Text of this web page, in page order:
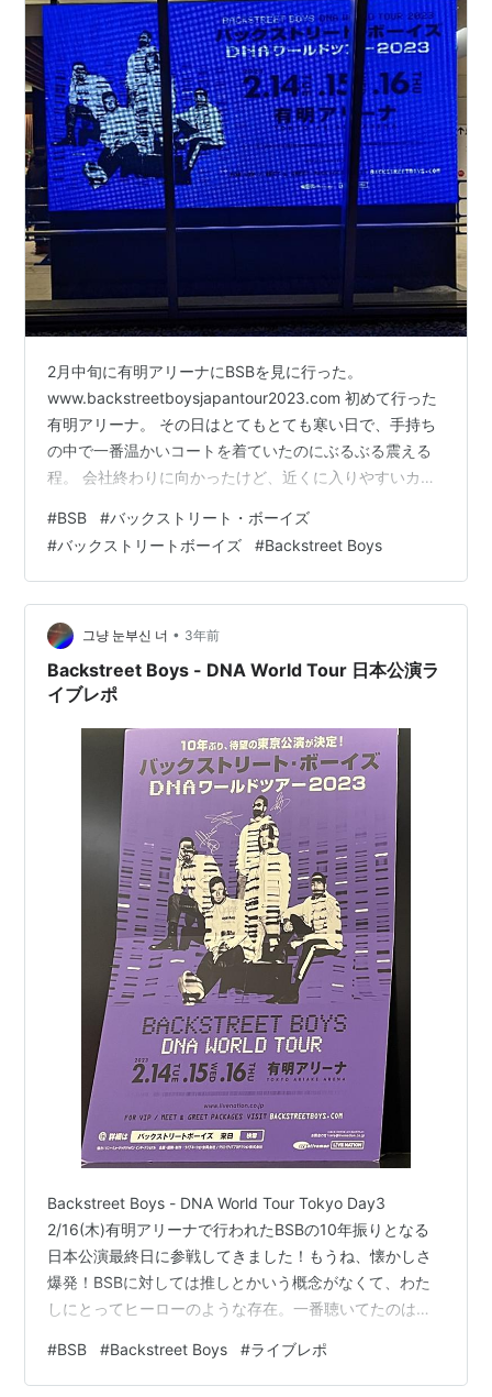
アーティスト:BACKSTREET BOYS
出版社/メーカー:SONY
発売日:2012/05/11
メディア:CD
クリック: 39回
この商品を含むブログ (1件) を見る
ディス・イズ・アス(初回生産限
出版社/メーカー:BMG JAPAN Inc.
発売日:2009/09/30
メディア:CD
この商品を含むブログ (13件) を見る
KevinとBrianは従兄弟である。
:その時Brianは学校の授業中だったらしい
:シカゴ日本公演で来日していたため
2月中旬に有明アリーナにBSBを見に行った。
www.backstreetboysjapantour2023.com 初めて行った
有明アリーナ。 その日はとてもとても寒い日で、手持ち
の中で一番温かいコートを着ていたのにぶるぶる震える
程。 会社終わりに向かったけど、近くに入りやすいカフ
持ってきていなかったらやばかったなあとヒヤリとし
た。 入ってみて初めて気づいた、あっこれDNAのアルバ
ムツアーだったのか。遅い。 昔の曲はほとんど知ってい
るのに、最新アルバムはあまりチェックしていなかった
のだった。詰めが甘い。 DNAの曲ばかりだったらどうし
よう…と…
#BSB #バックストリート・ボーイズ
#バックストリートボーイズ #Backstreet Boys
그냥 눈부신 너 • 3年前
Backstreet Boys - DNA World Tour 日本公演ラ
イブレポ
Backstreet Boys - DNA World Tour Tokyo Day3
2/16(木)有明アリーナで行われたBSBの10年振りとなる
日本公演最終日に参戦してきました！もうね、懐かしさ
爆発！BSBに対しては推しとかいう概念がなくて、わた
しにとってヒーローのような存在。一番聴いてたのは中
しすぎた。 そもそも子どもの頃からずっとジャズダン
ス・モダンバレエを習っててその先生がBSB,マイケルジ
#BSB #Backstreet Boys #ライブレポ